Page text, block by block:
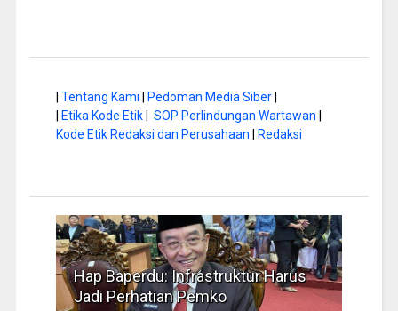
Tentang Kami Pedoman Media Siber|
Etika Kode Etik| SOP Perlindungan Wartawan
Kode Etik Redaksi dan Perusahaan
Redaksi
Hap Baperdu: Infrastruktur Harus
Jadi Perhatian Pemko